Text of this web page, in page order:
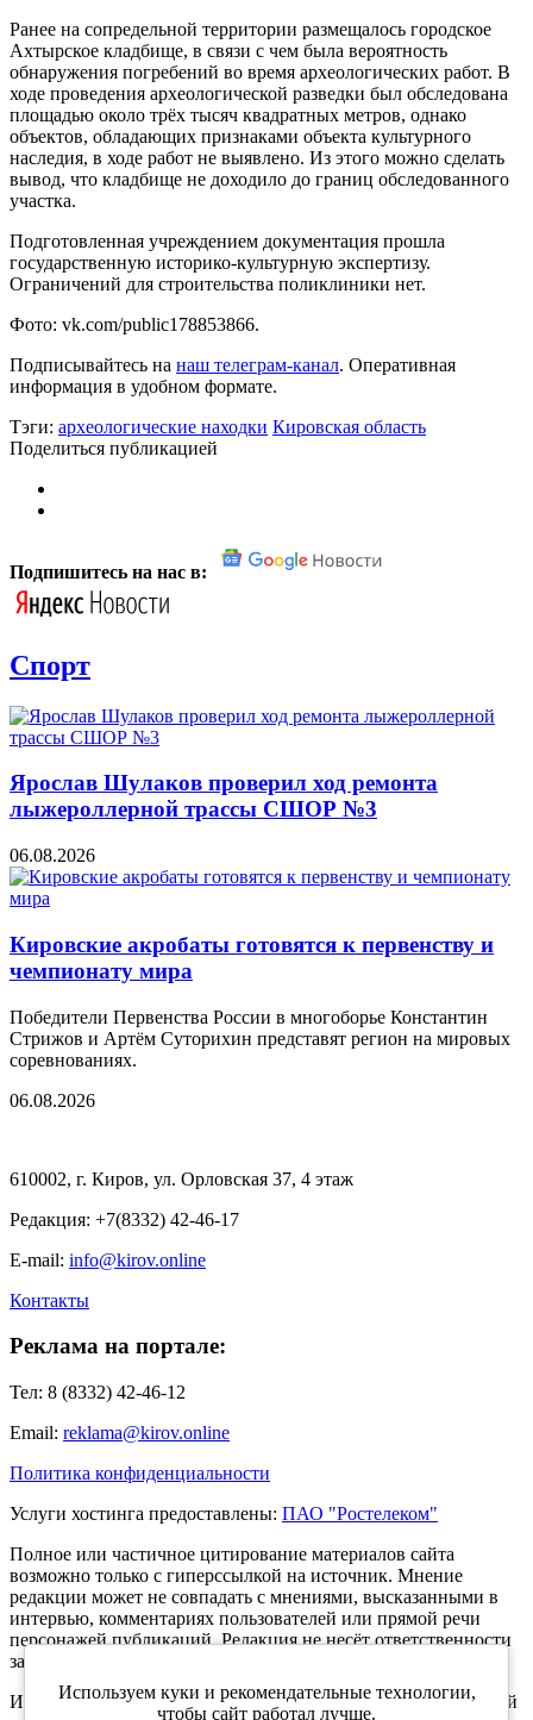
Ранее на сопредельной территории размещалось городское
Ахтырское кладбище, в связи с чем была вероятность
обнаружения погребений во время археологических работ. В
ходе проведения археологической разведки был обследована
площадью около трёх тысяч квадратных метров, однако
объектов, обладающих признаками объекта культурного
наследия, в ходе работ не выявлено. Из этого можно сделать
вывод, что кладбище не доходило до границ обследованного
участка.
Подготовленная учреждением документация прошла
государственную историко-культурную экспертизу.
Ограничений для строительства поликлиники нет.
Фото: vk.com/public178853866.
Подписывайтесь на наш телеграм-канал. Оперативная
информация в удобном формате.
Тэги: археологические находки Кировская область
Поделиться публикацией
Подпишитесь на нас в:
Спорт
Ярослав Шулаков проверил ход ремонта
лыжероллерной трассы СШОР №3
06.08.2026
Кировские акробаты готовятся к первенству и
чемпионату мира
Победители Первенства России в многоборье Константин
Стрижов и Артём Суторихин представят регион на мировых
соревнованиях.
06.08.2026
610002, г. Киров, ул. Орловская 37, 4 этаж
Редакция: +7(8332) 42-46-17
E-mail: info@kirov.online
Контакты
Реклама на портале:
Тел: 8 (8332) 42-46-12
Email: reklama@kirov.online
Политика конфиденциальности
Услуги хостинга предоставлены: ПАО "Ростелеком"
Полное или частичное цитирование материалов сайта
возможно только с гиперссылкой на источник. Мнение
редакции может не совпадать с мнениями, высказанными в
интервью, комментариях пользователей или прямой речи
персонажей публикаций. Редакция не несёт ответственности
за текст комментариев читателей.
Интернет-портал Kirov.online зарегистрирован в Федеральной
Используем куки и рекомендательные технологии,
чтобы сайт работал лучше.